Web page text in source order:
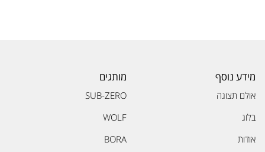
מידע נוסף
אולם תצוגה
בלוג
אודות
מותגים
SUB-ZERO
WOLF
BORA